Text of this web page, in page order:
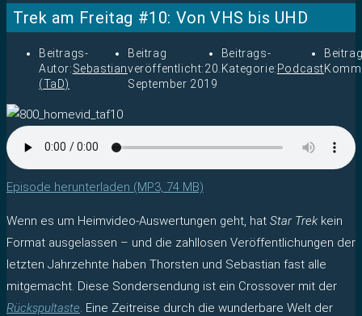
Trek am Freitag #10: Von VHS bis UHD
Beitrags-
Autor:Sebastian
(TaD)
Beitrag
veröffentlicht:20.
September 2019
Beitrags-
Kategorie: Podcast
Episode herunterladen (MP3, 74 MB)
Wenn es um Heimvideo-Auswertungen geht, hat Star Trek kein
Format ausgelassen – und die zahllosen Veröffentlichungen der
letzten Jahrzehnte haben Thorsten und Sebastian fast alle
mitgemacht. Diese Sondersendung ist ein Crossover mit der
Rückspultaste. Eine Zeitreise durch die wunderbare Welt der